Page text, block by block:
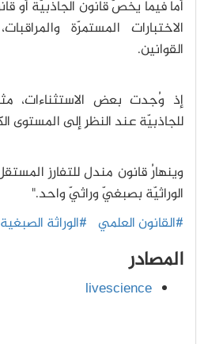
أما فيما يخصُّ قانون الجاذبيّة أو
الاختبارات المستمرّة
القوانين.
إذ وُجدت بعض الاستثناءات،
للجاذبيّة عند النظرِ إلى المستوى
وينهارُ قانون مندل للتفارز
الوراثيّة بصبغيّ وراثيّ واحد."
#القانون العلمي #الوراثة الصبغية
المصادر
livescience